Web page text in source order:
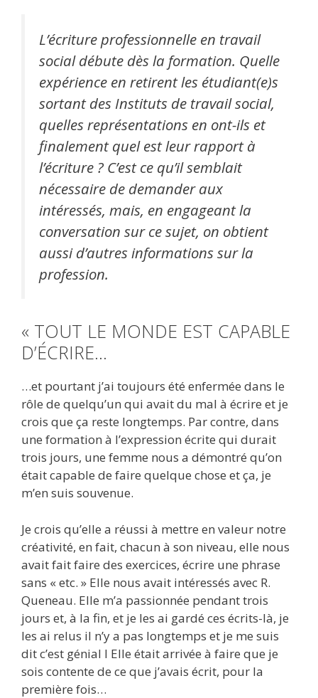
L’écriture professionnelle en travail
social débute dès la formation. Quelle
expérience en retirent les étudiant(e)s
sortant des Instituts de travail social,
quelles représentations en ont-ils et
finalement quel est leur rapport à
l’écriture ? C’est ce qu’il semblait
nécessaire de demander aux
intéressés, mais, en engageant la
conversation sur ce sujet, on obtient
aussi d’autres informations sur la
profession.
« TOUT LE MONDE EST CAPABLE
D’ÉCRIRE…
…et pourtant j’ai toujours été enfermée dans le
rôle de quelqu’un qui avait du mal à écrire et je
crois que ça reste longtemps. Par contre, dans
une formation à l’expression écrite qui durait
trois jours, une femme nous a démontré qu’on
était capable de faire quelque chose et ça, je
m’en suis souvenue.
Je crois qu’elle a réussi à mettre en valeur notre
créativité, en fait, chacun à son niveau, elle nous
avait fait faire des exercices, écrire une phrase
sans « etc. » Elle nous avait intéressés avec R.
Queneau. Elle m’a passionnée pendant trois
jours et, à la fin, et je les ai gardé ces écrits-là, je
les ai relus il n’y a pas longtemps et je me suis
dit c’est génial I Elle était arrivée à faire que je
sois contente de ce que j’avais écrit, pour la
première fois…